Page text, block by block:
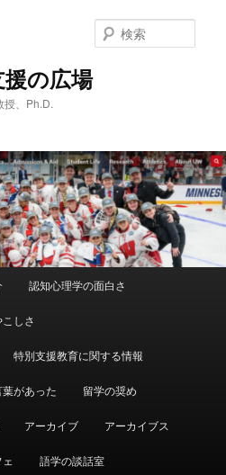
の広場
、Ph.D.
索
認知心理学の面白さ
しさ
特別支援教育に関する情報
があった 留学の奨め
アーカイブ アーカイブス
語学の談話室